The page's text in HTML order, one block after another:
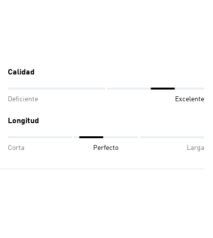
Calidad
Deficiente Excelente
Longitud
Corta Perfecto Larga